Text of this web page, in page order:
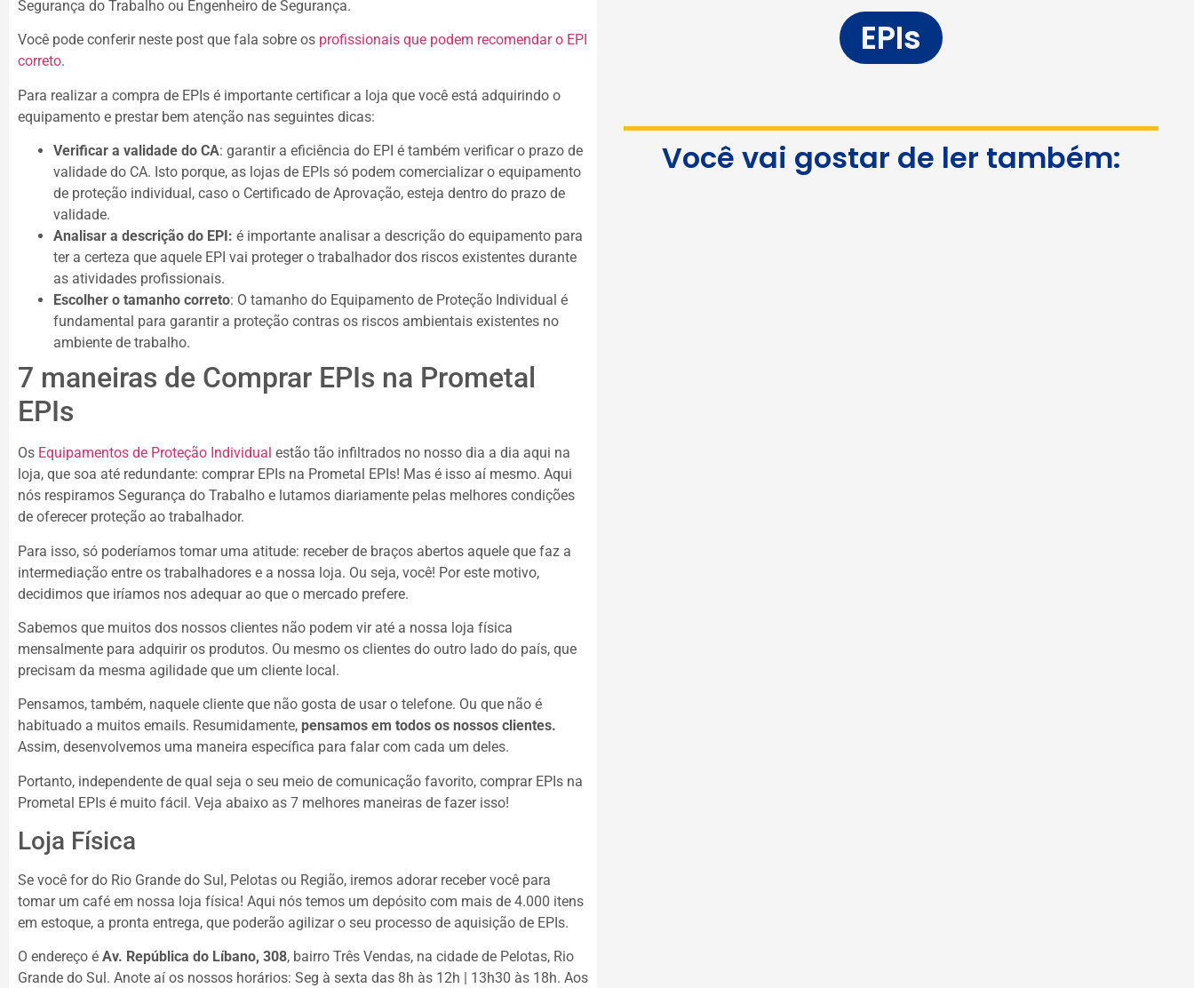
Segurança do Trabalho ou Engenheiro de Segurança.
Você pode conferir neste post que fala sobre os profissionais que podem recomendar o EPI
correto.
Para realizar a compra de EPIs é importante certificar a loja que você está adquirindo o
equipamento e prestar bem atenção nas seguintes dicas:
Verificar a validade do CA: garantir a eficiência do EPI é também verificar o prazo de
validade do CA. Isto porque, as lojas de EPIs só podem comercializar o equipamento
de proteção individual, caso o Certificado de Aprovação, esteja dentro do prazo de
validade.
Analisar a descrição do EPI: é importante analisar a descrição do equipamento para
ter a certeza que aquele EPI vai proteger o trabalhador dos riscos existentes durante
as atividades profissionais.
Escolher o tamanho correto: O tamanho do Equipamento de Proteção Individual é
fundamental para garantir a proteção contras os riscos ambientais existentes no
ambiente de trabalho.
7 maneiras de Comprar EPIs na Prometal
EPIs
Os Equipamentos de Proteção Individual estão tão infiltrados no nosso dia a dia aqui na
loja, que soa até redundante: comprar EPIs na Prometal EPIs! Mas é isso aí mesmo. Aqui
nós respiramos Segurança do Trabalho e lutamos diariamente pelas melhores condições
de oferecer proteção ao trabalhador.
Para isso, só poderíamos tomar uma atitude: receber de braços abertos aquele que faz a
intermediação entre os trabalhadores e a nossa loja. Ou seja, você! Por este motivo,
decidimos que iríamos nos adequar ao que o mercado prefere.
Sabemos que muitos dos nossos clientes não podem vir até a nossa loja física
mensalmente para adquirir os produtos. Ou mesmo os clientes do outro lado do país, que
precisam da mesma agilidade que um cliente local.
Pensamos, também, naquele cliente que não gosta de usar o telefone. Ou que não é
habituado a muitos emails. Resumidamente, pensamos em todos os nossos clientes.
Assim, desenvolvemos uma maneira específica para falar com cada um deles.
Portanto, independente de qual seja o seu meio de comunicação favorito, comprar EPIs na
Prometal EPIs é muito fácil. Veja abaixo as 7 melhores maneiras de fazer isso!
Loja Física
Se você for do Rio Grande do Sul, Pelotas ou Região, iremos adorar receber você para
tomar um café em nossa loja física! Aqui nós temos um depósito com mais de 4.000 itens
em estoque, a pronta entrega, que poderão agilizar o seu processo de aquisição de EPIs.
O endereço é Av. República do Líbano, 308, bairro Três Vendas, na cidade de Pelotas, Rio
Grande do Sul. Anote aí os nossos horários: Seg à sexta das 8h às 12h | 13h30 às 18h. Aos
EPIs
Você vai gostar de ler também: